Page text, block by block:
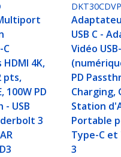
C
4K,
pts,
100W PD
- USB
3
USB C -
Vidéo
PD
Charging,
Station
Portable
Type-C
3